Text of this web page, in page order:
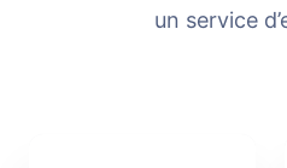
un service